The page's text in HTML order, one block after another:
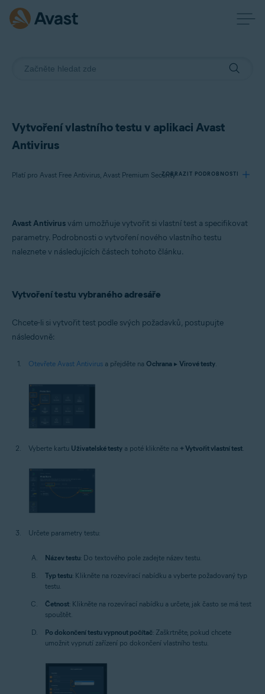
Vytvoření vlastního testu v aplikaci Avast
Antivirus
Platí pro Avast Free Antivirus, Avast Premium SecurityZOBRAZIT PODROBNOSTI
Produkty:
Avast Free Antivirus
Avast Antivirusvám umožňuje vytvořit si vlastní test a specifikovat
parametry. Podrobnosti o vytvoření nového vlastního testu
naleznete v následujících částech tohoto článku.
Vytvoření testu vybraného adresáře
Chcete-li si vytvořit test podle svých požadavků, postupujte
následovně:
Otevřete Avast Antivirus a přejděte na Ochrana ▸ Virové testy.
Vyberte kartu Uživatelské testy a poté klikněte na + Vytvořit vlastní test.
Určete parametry testu:
Název testu: Do textového pole zadejte název testu.
Typ testu: Klikněte na rozevírací nabídku a vyberte požadovaný typ
testu.
Četnost: Klikněte na rozevírací nabídku a určete, jak často se má test
spouštět.
Po dokončení testu vypnout počítač: Zaškrtněte, pokud chcete
umožnit vypnutí zařízení po dokončení vlastního testu.